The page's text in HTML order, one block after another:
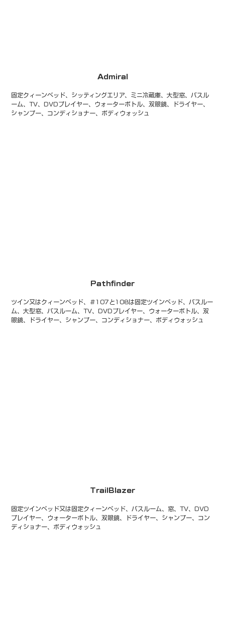
Admiral
固定クィーンベッド、シッティングエリア、ミニ冷蔵庫、大型窓、バスル
ーム、TV、DVDプレイヤー、ウォーターボトル、双眼鏡、ドライヤー、
シャンプー、コンディショナー、ボディウォッシュ
Pathfinder
ツイン又はクィーンベッド、＃107と108は固定ツインベッド、バスルー
ム、大型窓、バスルーム、TV、DVDプレイヤー、ウォーターボトル、双
眼鏡、ドライヤー、シャンプー、コンディショナー、ボディウォッシュ
TrailBlazer
固定ツインベッド又は固定クィーンベッド、バスルーム、窓、TV、DVD
プレイヤー、ウォーターボトル、双眼鏡、ドライヤー、シャンプー、コン
ディショナー、ボディウォッシュ